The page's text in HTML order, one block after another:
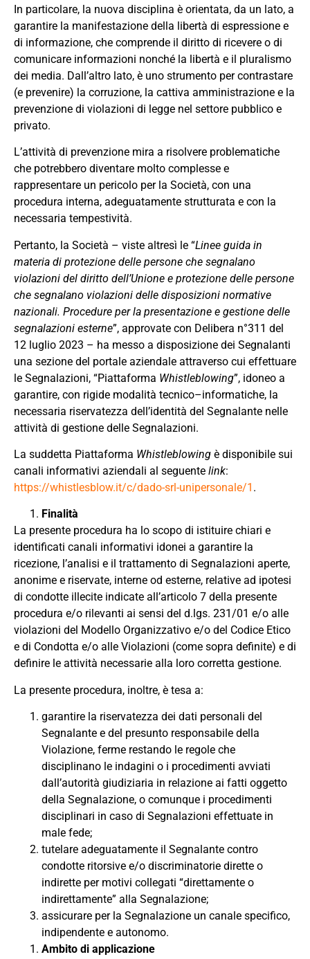
In particolare, la nuova disciplina è orientata, da un lato, a
garantire la manifestazione della libertà di espressione e
di informazione, che comprende il diritto di ricevere o di
comunicare informazioni nonché la libertà e il pluralismo
dei media. Dall’altro lato, è uno strumento per contrastare
(e prevenire) la corruzione, la cattiva amministrazione e la
prevenzione di violazioni di legge nel settore pubblico e
privato.
L’attività di prevenzione mira a risolvere problematiche
che potrebbero diventare molto complesse e
rappresentare un pericolo per la Società, con una
procedura interna, adeguatamente strutturata e con la
necessaria tempestività.
Pertanto, la Società – viste altresì le “Linee guida in
materia di protezione delle persone che segnalano
violazioni del diritto dell’Unione e protezione delle persone
che segnalano violazioni delle disposizioni normative
nazionali. Procedure per la presentazione e gestione delle
segnalazioni esterne”, approvate con Delibera n°311 del
12 luglio 2023 – ha messo a disposizione dei Segnalanti
una sezione del portale aziendale attraverso cui effettuare
le Segnalazioni, “Piattaforma Whistleblowing”, idoneo a
garantire, con rigide modalità tecnico–informatiche, la
necessaria riservatezza dell’identità del Segnalante nelle
attività di gestione delle Segnalazioni.
La suddetta Piattaforma Whistleblowing è disponibile sui
canali informativi aziendali al seguente link:
https://whistlesblow.it/c/dado-srl-unipersonale/1 .
Finalità
La presente procedura ha lo scopo di istituire chiari e
identificati canali informativi idonei a garantire la
ricezione, l’analisi e il trattamento di Segnalazioni aperte,
anonime e riservate, interne od esterne, relative ad ipotesi
di condotte illecite indicate all’articolo 7 della presente
procedura e/o rilevanti ai sensi del d.lgs. 231/01 e/o alle
violazioni del Modello Organizzativo e/o del Codice Etico
e di Condotta e/o alle Violazioni (come sopra definite) e di
definire le attività necessarie alla loro corretta gestione.
La presente procedura, inoltre, è tesa a:
garantire la riservatezza dei dati personali del
Segnalante e del presunto responsabile della
Violazione, ferme restando le regole che
disciplinano le indagini o i procedimenti avviati
dall’autorità giudiziaria in relazione ai fatti oggetto
della Segnalazione, o comunque i procedimenti
disciplinari in caso di Segnalazioni effettuate in
male fede;
tutelare adeguatamente il Segnalante contro
condotte ritorsive e/o discriminatorie dirette o
indirette per motivi collegati “direttamente o
indirettamente” alla Segnalazione;
assicurare per la Segnalazione un canale specifico,
indipendente e autonomo.
Ambito di applicazione